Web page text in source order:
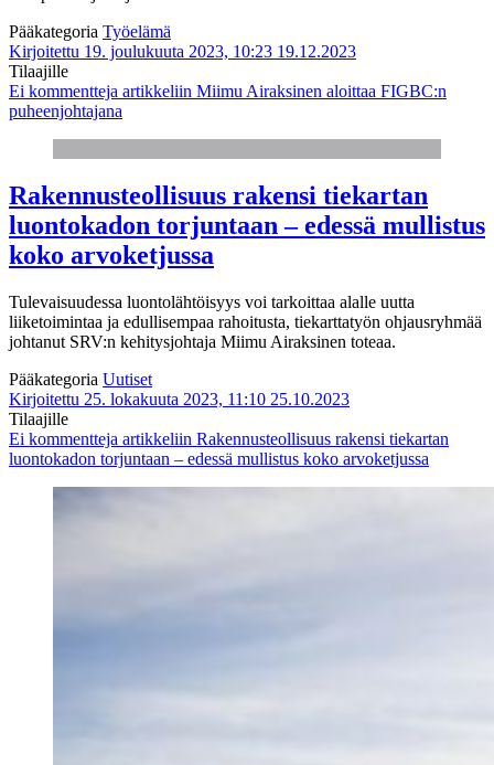
Pääkategoria Työelämä
Kirjoitettu 19. joulukuuta 2023, 10:23 19.12.2023
Tilaajille
Ei kommentteja artikkeliin Miimu Airaksinen aloittaa FIGBC:n
puheenjohtajana
Rakennusteollisuus rakensi tiekartan
luontokadon torjuntaan – edessä mullistus
koko arvoketjussa
Tulevaisuudessa luontolähtöisyys voi tarkoittaa alalle uutta
liiketoimintaa ja edullisempaa rahoitusta, tiekarttatyön ohjausryhmää
johtanut SRV:n kehitysjohtaja Miimu Airaksinen toteaa.
Pääkategoria Uutiset
Kirjoitettu 25. lokakuuta 2023, 11:10 25.10.2023
Tilaajille
Ei kommentteja artikkeliin Rakennusteollisuus rakensi tiekartan
luontokadon torjuntaan – edessä mullistus koko arvoketjussa